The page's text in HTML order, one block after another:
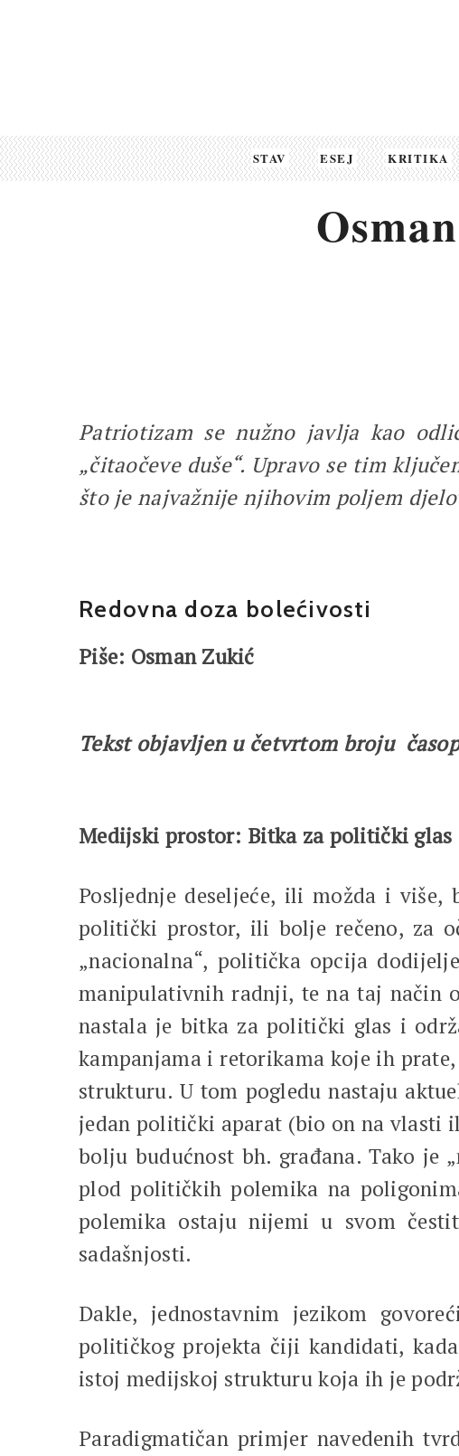
STAV ESEJ KRITIKA
Patriotizam se nužno javlja kao
„čitaočeve duše“. Upravo se tim
što je najvažnije njihovim poljem
Redovna doza bolećivosti
Piše: Osman Zukić
Tekst objavljen u četvrtom broju
Medijski prostor: Bitka za politički glas
Posljednje deseljeće, ili možda i više,
politički prostor, ili bolje rečeno, za
„nacionalna“, politička opcija
manipulativnih radnji, te na taj način
nastala je bitka za politički glas i
kampanjama i retorikama koje ih
strukturu. U tom pogledu nastaju
jedan politički aparat (bio on na vlasti
bolju budućnost bh. građana. Tako
plod političkih polemika na
polemika ostaju nijemi u svom
sadašnjosti.
Dakle, jednostavnim jezikom
političkog projekta čiji kandidati,
istoj medijskoj strukturu koja ih je
Paradigmatičan primjer navedenih